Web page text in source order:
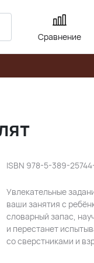
Сравнение
ISBN 978-5-389-
Увлекательные
ваши занятия с
словарный запас,
и перестанет
со сверстниками и